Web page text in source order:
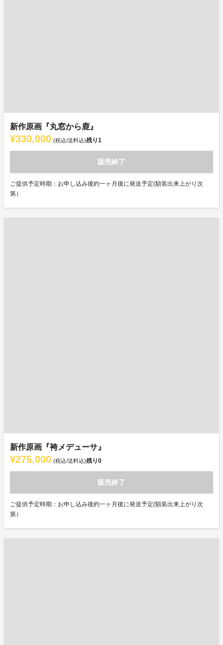
新作原画『丸窓から鹿』
¥330,000 (税込/送料込)残り1
販売終了
ご提供予定時期：お申し込み後約一ヶ月後に発送予定(額装出来上がり次
第）
新作原画『袴メデューサ』
¥275,000 (税込/送料込)残り0
販売終了
ご提供予定時期：お申し込み後約一ヶ月後に発送予定(額装出来上がり次
第）